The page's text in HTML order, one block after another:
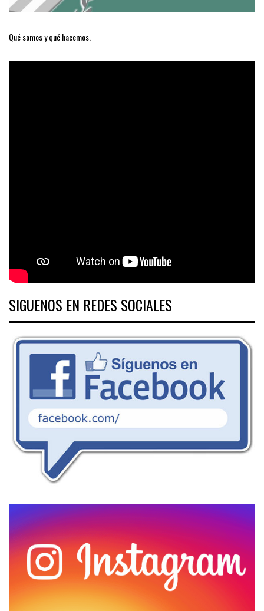
Qué somos y qué hacemos.
SIGUENOS EN REDES SOCIALES